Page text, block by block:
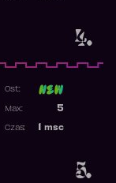
4.
5.
Ost:
5
Max:
msc
Czas: